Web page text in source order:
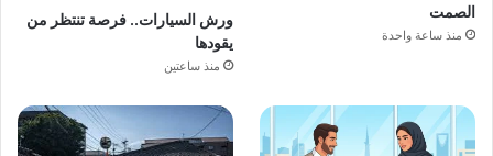
الصمت
منذ ساعة واحدة
ورش السيارات.. فرصة تنتظر من
يقودها
منذ ساعتين